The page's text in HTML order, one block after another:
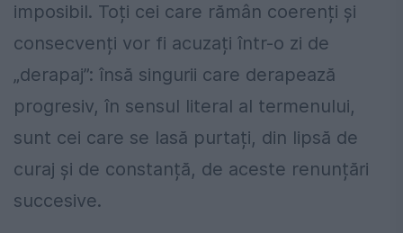
imposibil. Toți cei care rămân coerenți și
consecvenți vor fi acuzați într-o zi de
„derapaj”: însă singurii care derapează
progresiv, în sensul literal al termenului,
sunt cei care se lasă purtați, din lipsă de
curaj și de constanță, de aceste renunțări
succesive.